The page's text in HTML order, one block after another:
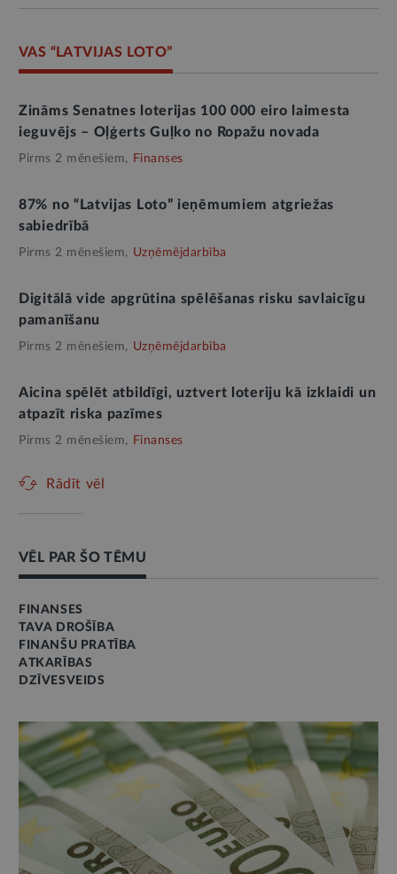
VAS “LATVIJAS LOTO”
Zināms Senatnes loterijas 100 000 eiro laimesta
ieguvējs – Oļģerts Guļko no Ropažu novada
Pirms 2 mēnešiem, Finanses
87% no “Latvijas Loto” ieņēmumiem atgriežas
sabiedrībā
Pirms 2 mēnešiem, Uzņēmējdarbība
Digitālā vide apgrūtina spēlēšanas risku savlaicīgu
pamanīšanu
Pirms 2 mēnešiem, Uzņēmējdarbība
Aicina spēlēt atbildīgi, uztvert loteriju kā izklaidi un
atpazīt riska pazīmes
Pirms 2 mēnešiem, Finanses
Rādīt vēl
VĒL PAR ŠO TĒMU
FINANSES
TAVA DROŠĪBA
FINANŠU PRATĪBA
ATKARĪBAS
DZĪVESVEIDS